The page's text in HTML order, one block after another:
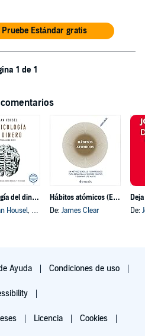
Pruebe Estándar gratis
1 de 1
La psicología del dinero
Housel, y otros
Hábitos atómicos (Español neutro)
De: James Clear
De:
Ayuda Condiciones de uso
Licencia Cookies